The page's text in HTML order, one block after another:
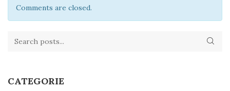
Comments are closed.
CATEGORIE